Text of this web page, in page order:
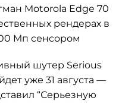
Motorola Edge 70
рендерах в
Мп сенсором
шутер Serious
уже 31 августа —
“Серьезную